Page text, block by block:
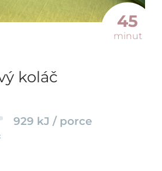
45
minut
koláč
929 kJ / porce